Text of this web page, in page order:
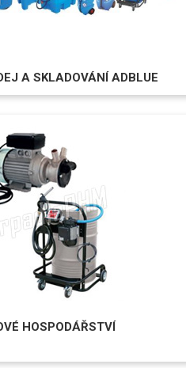
A SKLADOVÁNÍ ADBLUE
HOSPODÁŘSTVÍ